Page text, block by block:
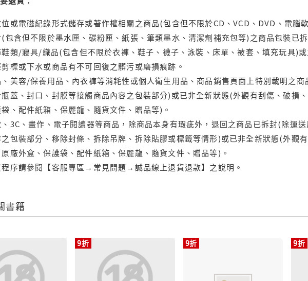
或電磁紀錄形式儲存或著作權相關之商品(包含但不限於CD、VCD、DVD、電腦
包含但不限於墨水匣、碳粉匣、紙張、筆類墨水、清潔劑補充包等)之商品包裝已
類/寢具/織品(包含但不限於衣褲、鞋子、襪子、泳裝、床單、被套、填充玩具)
標或下水或商品有不可回復之髒污或磨損痕跡。
美容/保養用品、內衣褲等消耗性或個人衛生用品、商品銷售頁面上特別載明之
瓶蓋、封口、封膜等接觸商品內容之包裝部分)或已非全新狀態(外觀有刮傷、破損
、配件紙箱、保麗龍、隨貨文件、贈品等)。
、3C、畫作、電子閱讀器等商品，除商品本身有瑕疵外，退回之商品已拆封(除運
之包裝部分、移除封條、拆除吊牌、拆除貼膠或標籤等情形)或已非全新狀態(外觀
廠外盒、保護袋、配件紙箱、保麗龍、隨貨文件、贈品等)。
序請參閱【客服專區→常見問題→誠品線上退貨退款】之說明。
書籍
9折 9折 9折